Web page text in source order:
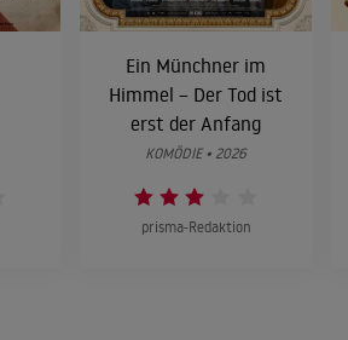
Ein Münchner im
Himmel – Der Tod ist
erst der Anfang
KOMÖDIE • 2026
prisma-Redaktion